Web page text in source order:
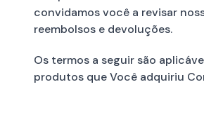
convidamos você a revisar
reembolsos e devoluções.
Os termos a seguir são
produtos que Você adquiriu